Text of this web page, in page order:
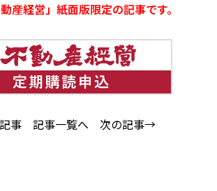
産経営」紙面版限定の記事です。
事 記事一覧へ 次の記事→